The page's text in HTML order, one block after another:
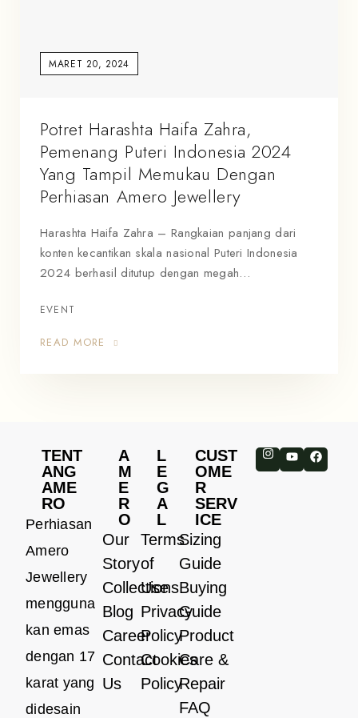
MARET 20, 2024
Potret Harashta Haifa Zahra,
Pemenang Puteri Indonesia 2024
Yang Tampil Memukau Dengan
Perhiasan Amero Jewellery
Harashta Haifa Zahra – Rangkaian panjang dari
konten kecantikan skala nasional Puteri Indonesia
2024 berhasil ditutup dengan megah…
EVENT
READ MORE
TENT
ANG
AME
RO
Perhiasan
Amero
Jewellery
mengguna
kan emas
dengan 17
karat yang
didesain
A
M
E
R
O
Our
Story
Collections
Blog
Career
Contact
Us
L
E
G
A
L
Terms
of
Use
Privacy
Policy
Cookies
Policy
CUST
OME
R
SERV
ICE
Sizing
Guide
Buying
Guide
Product
Care &
Repair
FAQ